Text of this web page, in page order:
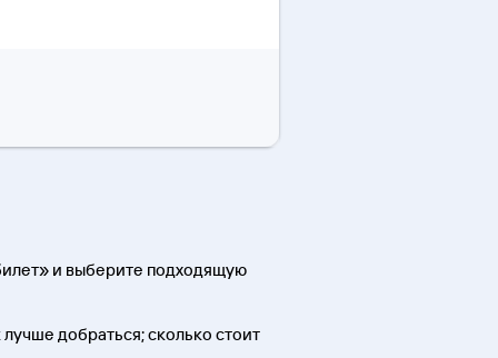
и выберите подходящую
добраться; сколько стоит